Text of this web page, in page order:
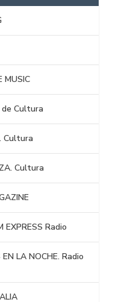
MUSIC
Cultura
Cultura
Cultura
EXPRESS Radio
LA NOCHE. Radio